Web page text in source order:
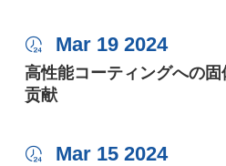
 Mar 19 2024
高性能コーティングへの
贡献
 Mar 15 2024